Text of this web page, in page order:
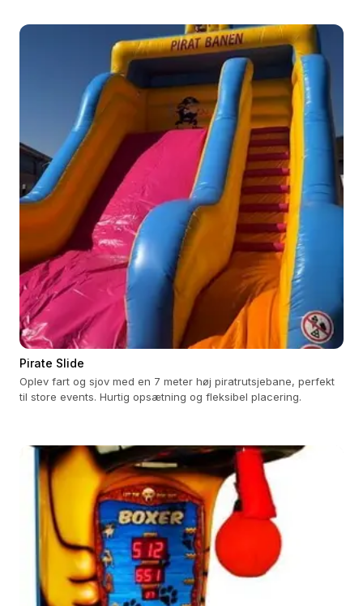
Pirate Slide
Oplev fart og sjov med en 7 meter høj piratrutsjebane, perfekt
til store events. Hurtig opsætning og fleksibel placering.